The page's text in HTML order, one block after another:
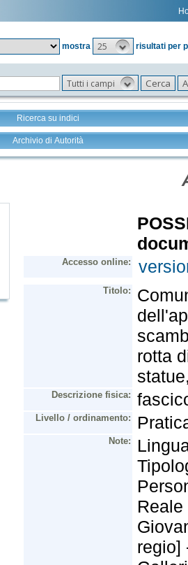
mostra
25 risultati per
Tutti i campi
Ricerca su indici
Archivio di Autorità